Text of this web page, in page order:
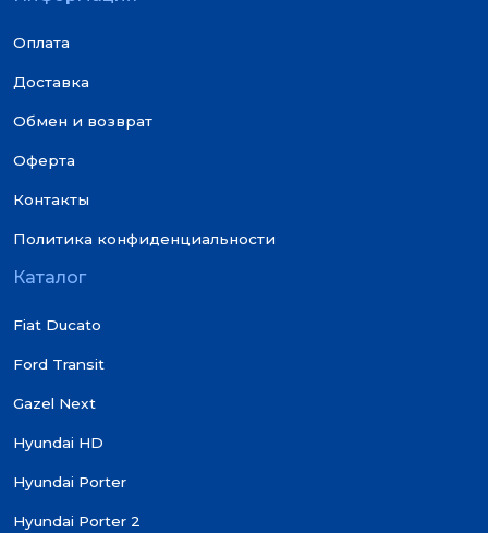
Оплата
Доставка
Обмен и возврат
Оферта
Контакты
Политика конфиденциальности
Каталог
Fiat Ducato
Ford Transit
Gazel Next
Hyundai HD
Hyundai Porter
Hyundai Porter 2